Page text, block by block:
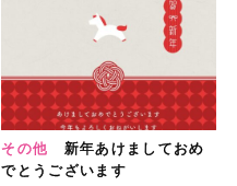
その他
新年あけましておめ
でとうございます